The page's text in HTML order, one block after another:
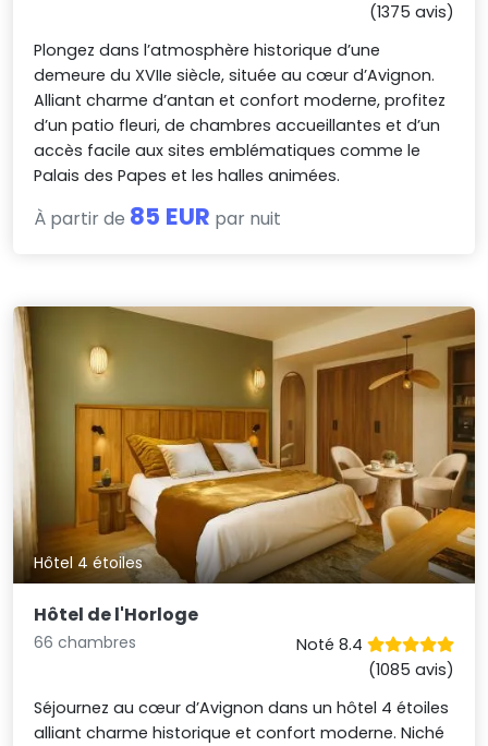
(1375 avis)
Plongez dans l’atmosphère historique d’une
demeure du XVIIe siècle, située au cœur d’Avignon.
Alliant charme d’antan et confort moderne, profitez
d’un patio fleuri, de chambres accueillantes et d’un
accès facile aux sites emblématiques comme le
Palais des Papes et les halles animées.
À partir de 85 EUR par nuit
Hôtel 4 étoiles
Hôtel de l'Horloge
66 chambres
Noté 8.4
(1085 avis)
Séjournez au cœur d’Avignon dans un hôtel 4 étoiles
alliant charme historique et confort moderne. Niché